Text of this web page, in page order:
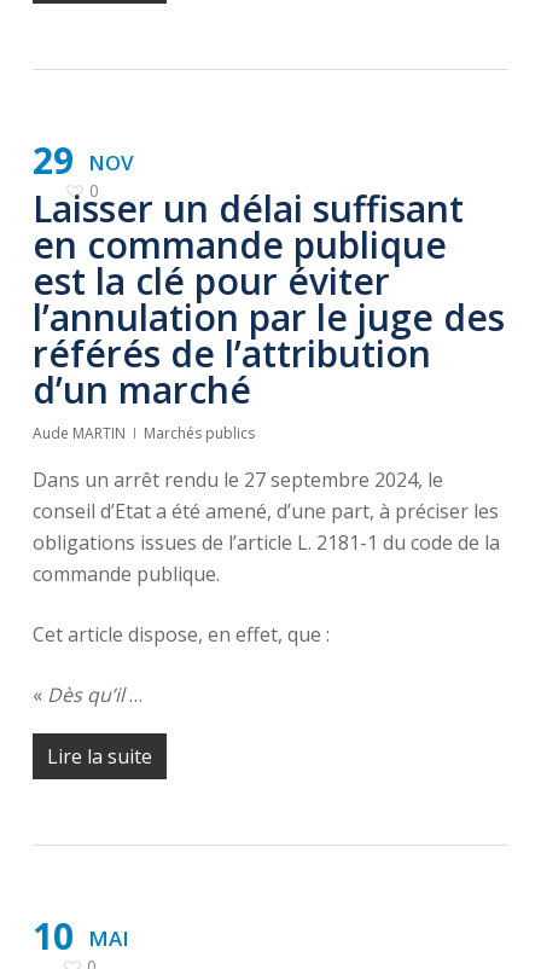
NOV
29
0
Laisser un délai suffisant
en commande publique
est la clé pour éviter
l’annulation par le juge des
référés de l’attribution
d’un marché
Aude MARTIN Marchés publics
Dans un arrêt rendu le 27 septembre 2024, le
conseil d’Etat a été amené, d’une part, à préciser les
obligations issues de l’article L. 2181-1 du code de la
commande publique.
Cet article dispose, en effet, que :
« Dès qu’il…
Lire la suite
MAI
10